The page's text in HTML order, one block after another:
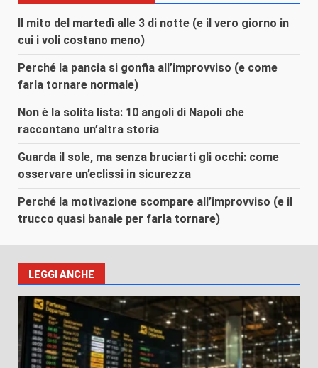
Il mito del martedì alle 3 di notte (e il vero giorno in
cui i voli costano meno)
Perché la pancia si gonfia all’improvviso (e come
farla tornare normale)
Non è la solita lista: 10 angoli di Napoli che
raccontano un’altra storia
Guarda il sole, ma senza bruciarti gli occhi: come
osservare un’eclissi in sicurezza
Perché la motivazione scompare all’improvviso (e il
trucco quasi banale per farla tornare)
LEGGI ANCHE